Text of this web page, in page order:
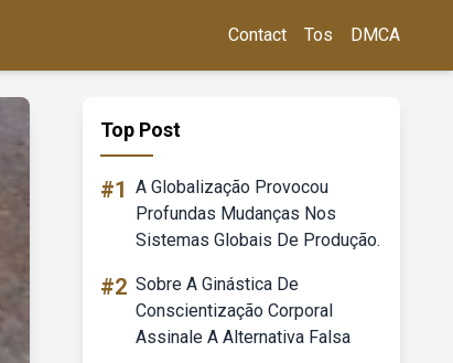
Contact Tos DMCA
Top Post
#1 A Globalização Provocou
Profundas Mudanças Nos
Sistemas Globais De Produção.
#2 Sobre A Ginástica De
Conscientização Corporal
Assinale A Alternativa Falsa